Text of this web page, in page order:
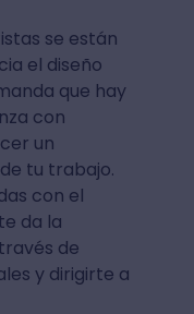
se están
el diseño
que hay
con
un
tu trabajo.
con el
da la
de
y dirigirte a